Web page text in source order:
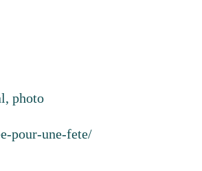
photo
pour-une-fete/